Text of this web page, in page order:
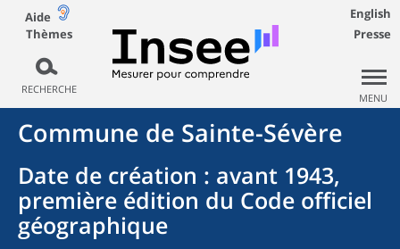
Aide
Thèmes
RECHERCHE
English
Presse
MENU
Commune de Sainte-Sévère
Date de création : avant 1943,
première édition du Code officiel
géographique